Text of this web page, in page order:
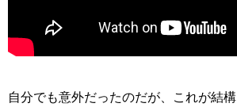
自分でも意外だったのだが、これが結構